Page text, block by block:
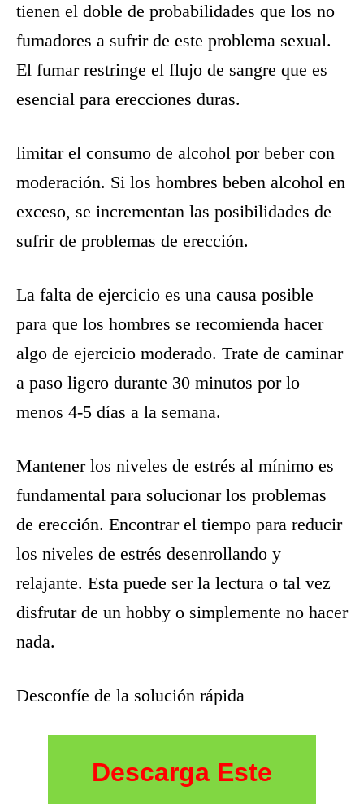
tienen el doble de probabilidades que los no
fumadores a sufrir de este problema sexual.
El fumar restringe el flujo de sangre que es
esencial para erecciones duras.
limitar el consumo de alcohol por beber con
moderación. Si los hombres beben alcohol en
exceso, se incrementan las posibilidades de
sufrir de problemas de erección.
La falta de ejercicio es una causa posible
para que los hombres se recomienda hacer
algo de ejercicio moderado. Trate de caminar
a paso ligero durante 30 minutos por lo
menos 4-5 días a la semana.
Mantener los niveles de estrés al mínimo es
fundamental para solucionar los problemas
de erección. Encontrar el tiempo para reducir
los niveles de estrés desenrollando y
relajante. Esta puede ser la lectura o tal vez
disfrutar de un hobby o simplemente no hacer
nada.
Desconfíe de la solución rápida
Descarga Este